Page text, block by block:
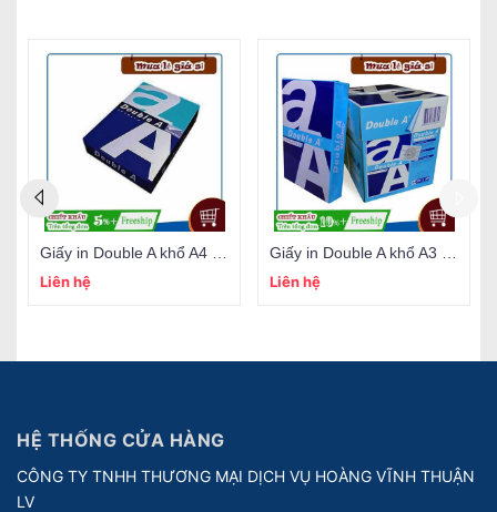
Liên hệ
Liên hệ
HỆ THỐNG CỬA HÀNG
CÔNG TY TNHH THƯƠNG MẠI DỊCH VỤ HOÀNG VĨNH THUẬN
LV